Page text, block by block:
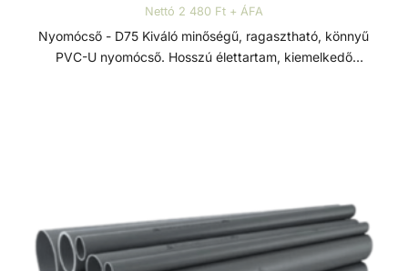
Nettó 2 480 Ft + ÁFA
Nyomócső - D75 Kiváló minőségű, ragasztható, könnyű
PVC-U nyomócső. Hosszú élettartam, kiemelkedő
köszönhetően technológiai (savas vagy lúgos közegek) és
vízgépészeti (uszoda technika) csőhálózatok kedvelt
megoldása.